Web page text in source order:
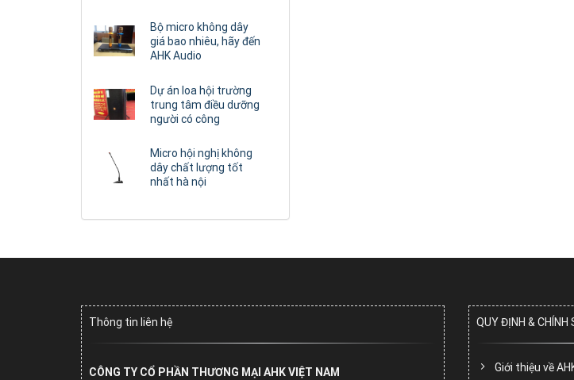
Bộ micro không dây
giá bao nhiêu, hãy đến
AHK Audio
Dự án loa hội trường
trung tâm điều dưỡng
người có công
Micro hội nghị không
dây chất lượng tốt
nhất hà nội
Thông tin liên hệ
CÔNG TY CỔ PHẦN THƯƠNG MẠI AHK VIỆT NAM
QUY ĐỊNH & CHÍNH
Giới thiệu về